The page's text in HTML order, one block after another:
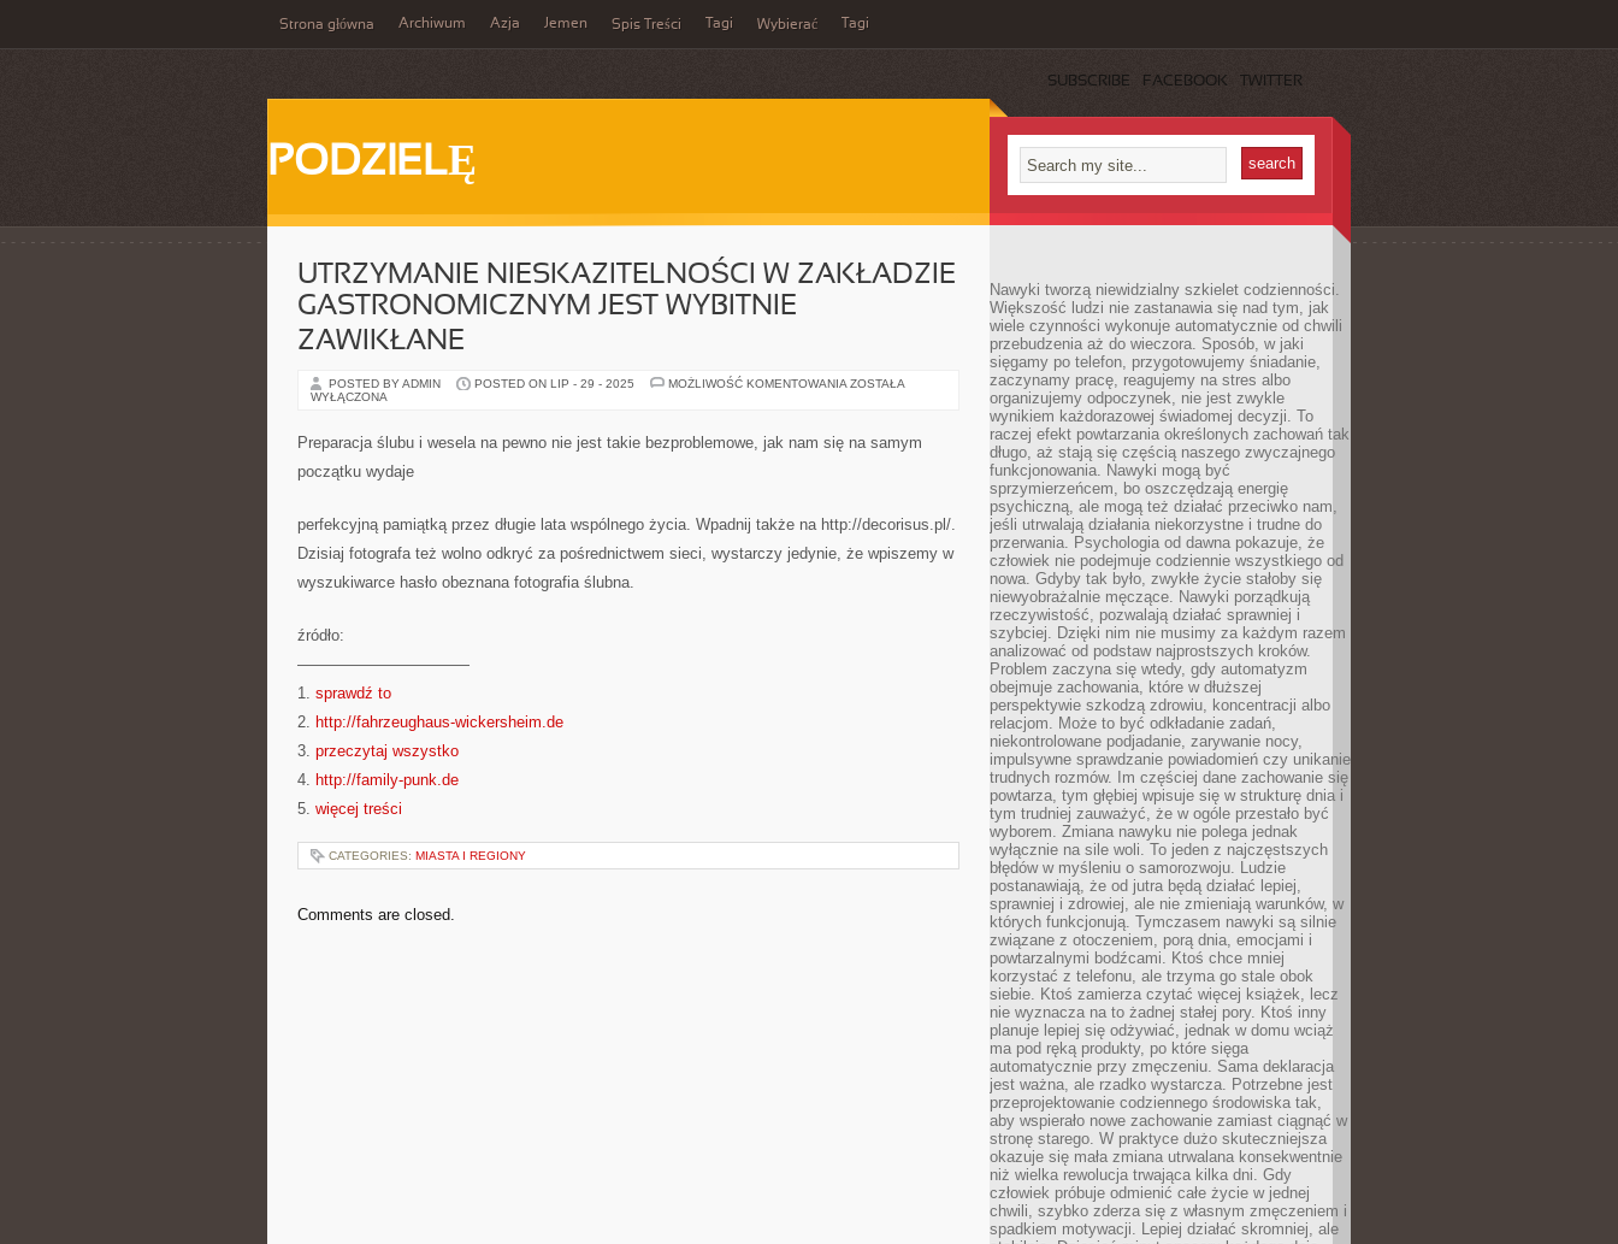
Strona główna Archiwum Azja Jemen Spis Treści Tagi Wybierać Tagi
SUBSCRIBE FACEBOOK TWITTER
PODZIELĘ
UTRZYMANIE NIESKAZITELNOŚCI W ZAKŁADZIE
GASTRONOMICZNYM JEST WYBITNIE
ZAWIKŁANE
POSTED BY ADMIN POSTED ON LIP - 29 - 2025 MOŻLIWOŚĆ KOMENTOWANIA UTRZYMANIE
JEST
ZOSTAŁA
WYŁĄCZONA
Preparacja ślubu i wesela na pewno nie jest takie bezproblemowe, jak nam się na samym
początku wydaje
perfekcyjną pamiątką przez długie lata wspólnego życia. Wpadnij także na http://decorisus.pl/.
Dzisiaj fotografa też wolno odkryć za pośrednictwem sieci, wystarczy jedynie, że wpiszemy w
wyszukiwarce hasło obeznana fotografia ślubna.
źródło:
———————————
1. sprawdź to
2. http://fahrzeughaus-wickersheim.de
3. przeczytaj wszystko
4. http://family-punk.de
5. więcej treści
CATEGORIES: MIASTA I REGIONY
Comments are closed.
Nawyki tworzą niewidzialny szkielet codzienności.
Większość ludzi nie zastanawia się nad tym, jak
wiele czynności wykonuje automatycznie od chwili
przebudzenia aż do wieczora. Sposób, w jaki
sięgamy po telefon, przygotowujemy śniadanie,
zaczynamy pracę, reagujemy na stres albo
organizujemy odpoczynek, nie jest zwykle
wynikiem każdorazowej świadomej decyzji. To
raczej efekt powtarzania określonych zachowań tak
długo, aż stają się częścią naszego zwyczajnego
funkcjonowania. Nawyki mogą być
sprzymierzeńcem, bo oszczędzają energię
psychiczną, ale mogą też działać przeciwko nam,
jeśli utrwalają działania niekorzystne i trudne do
przerwania. Psychologia od dawna pokazuje, że
człowiek nie podejmuje codziennie wszystkiego od
nowa. Gdyby tak było, zwykłe życie stałoby się
niewyobrażalnie męczące. Nawyki porządkują
rzeczywistość, pozwalają działać sprawniej i
szybciej. Dzięki nim nie musimy za każdym razem
analizować od podstaw najprostszych kroków.
Problem zaczyna się wtedy, gdy automatyzm
obejmuje zachowania, które w dłuższej
perspektywie szkodzą zdrowiu, koncentracji albo
relacjom. Może to być odkładanie zadań,
niekontrolowane podjadanie, zarywanie nocy,
impulsywne sprawdzanie powiadomień czy unikanie
trudnych rozmów. Im częściej dane zachowanie się
powtarza, tym głębiej wpisuje się w strukturę dnia i
tym trudniej zauważyć, że w ogóle przestało być
wyborem. Zmiana nawyku nie polega jednak
wyłącznie na sile woli. To jeden z najczęstszych
błędów w myśleniu o samorozwoju. Ludzie
postanawiają, że od jutra będą działać lepiej,
sprawniej i zdrowiej, ale nie zmieniają warunków, w
których funkcjonują. Tymczasem nawyki są silnie
związane z otoczeniem, porą dnia, emocjami i
powtarzalnymi bodźcami. Ktoś chce mniej
korzystać z telefonu, ale trzyma go stale obok
siebie. Ktoś zamierza czytać więcej książek, lecz
nie wyznacza na to żadnej stałej pory. Ktoś inny
planuje lepiej się odżywiać, jednak w domu wciąż
ma pod ręką produkty, po które sięga
automatycznie przy zmęczeniu. Sama deklaracja
jest ważna, ale rzadko wystarcza. Potrzebne jest
przeprojektowanie codziennego środowiska tak,
aby wspierało nowe zachowanie zamiast ciągnąć w
stronę starego. W praktyce dużo skuteczniejsza
okazuje się mała zmiana utrwalana konsekwentnie
niż wielka rewolucja trwająca kilka dni. Gdy
człowiek próbuje odmienić całe życie w jednej
chwili, szybko zderza się z własnym zmęczeniem i
spadkiem motywacji. Lepiej działać skromniej, ale